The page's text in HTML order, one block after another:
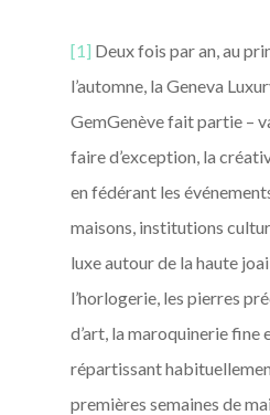
[1] Deux fois par an, au
l’automne, la Geneva
GemGenève fait partie –
faire d’exception, la
en fédérant les
maisons, institutions
luxe autour de la haute
l’horlogerie, les pierres
d’art, la maroquinerie fine
répartissant
premières semaines de